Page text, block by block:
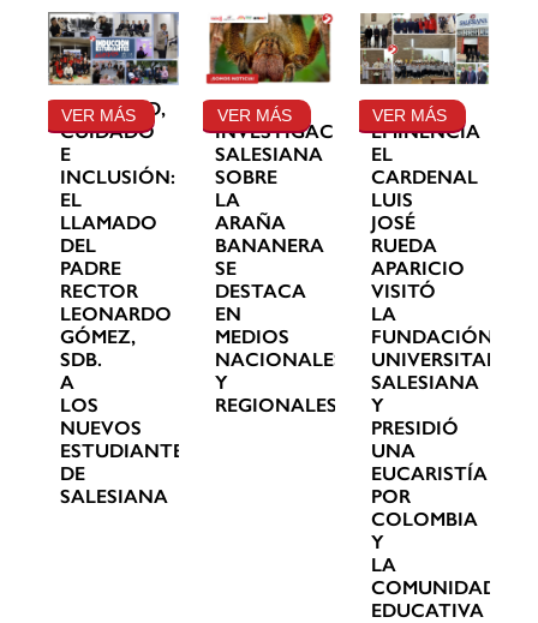
GRATITUD,
CUIDADO
E
INCLUSIÓN:
EL
LLAMADO
DEL
PADRE
RECTOR
LEONARDO
GÓMEZ,
SDB.
A
LOS
NUEVOS
ESTUDIANTES
DE
SALESIANA
VER MÁS
LA
INVESTIGACIÓN
SALESIANA
SOBRE
LA
ARAÑA
BANANERA
SE
DESTACA
EN
MEDIOS
NACIONALES
Y
REGIONALES
VER MÁS
SU
EMINENCIA
EL
CARDENAL
LUIS
JOSÉ
RUEDA
APARICIO
VISITÓ
LA
FUNDACIÓN
UNIVERSITARIA
SALESIANA
Y
PRESIDIÓ
UNA
EUCARISTÍA
POR
COLOMBIA
Y
LA
COMUNIDAD
EDUCATIVA
VER MÁS